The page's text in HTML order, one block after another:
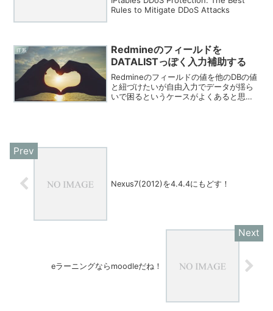
Rules to Mitigate DDoS Attacks
IT系
Redmineのフィールドを
DATALISTっぽく入力補助する
Redmineのフィールドの値を他のDBの値
と紐づけたいが自由入力でデータが揺ら
いで困るというケースがよくあると思い
Nexus7(2012)を4.4.4にもどす！
eラーニングならmoodleだね！